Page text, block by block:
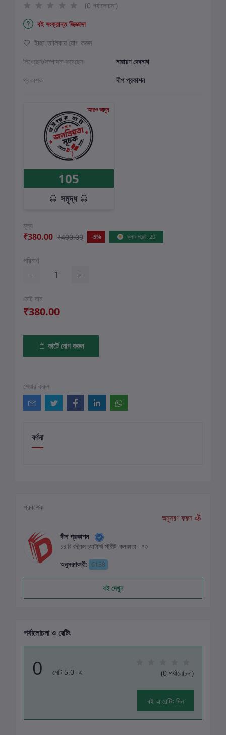
(0 পর্যালোচনা)
বই সংক্রান্ত জিজ্ঞাসা
ইচ্ছা-তালিকায় যোগ করুন
লিখেছেন/সম্পাদনা করেছেন
নারায়ণ দেবনাথ
প্রকাশক
দীপ প্রকাশন
আরও জানুন
105
সমৃদ্ধ
মূল্য
₹380.00 ₹400.00 -5% ক্লাব পয়েন্ট: 20
পরিমাণ
মোট দাম
₹380.00
কার্টে যোগ করুন
শেয়ার করুন
বর্ণনা
প্রকাশক
অনুসরণ করুন
দীপ প্রকাশন
১৪ বি বঙ্কিম চ্যাটার্জি স্ট্রীট, কলকাতা - ৭৩
অনুসরণকারী: 6138
বই দেখুন
পর্যালোচনা ও রেটিং
0 মোট 5.0 -এ (0 পর্যালোচনা)
বই-এ রেটিং দিন